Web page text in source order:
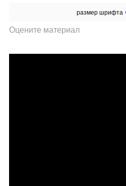
размер шрифта
Оцените материал